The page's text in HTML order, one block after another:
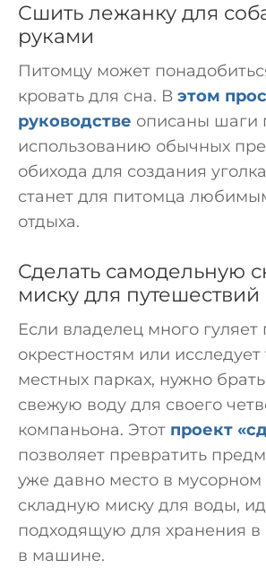
Сшить лежанку для
руками
Питомцу может
кровать для сна. В этом
руководстве описаны шаги
использованию обычных
обихода для создания
станет для питомца
отдыха.
Сделать самодельную
миску для путешествий
Если владелец много гуляет
окрестностям или
местных парках, нужно
свежую воду для своего
компаньона. Этот проект
позволяет превратить
уже давно место в мусорном
складную миску для воды,
подходящую для хранения в
в машине.